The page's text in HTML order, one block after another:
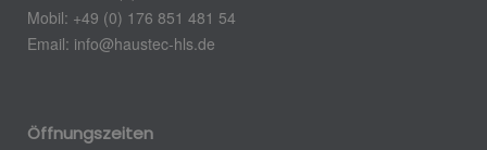
Mobil: +49 (0) 176 851 481 54
Email: info@haustec-hls.de
Öffnungszeiten